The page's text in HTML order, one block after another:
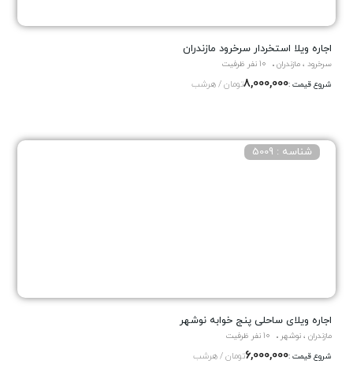
اجاره ویلا استخردار سرخرود مازندران
سرخرود ، مازندران
10 نفر ظرفیت
شروع قیمت :8,000,000تومان / هرشب
اجاره ویلای ساحلی پنج خوابه نوشهر
شناسه : 5009
مازندران ، نوشهر
10 نفر ظرفیت
شروع قیمت :6,000,000تومان / هرشب